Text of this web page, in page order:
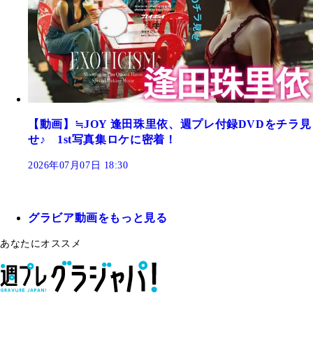
【動画】≒JOY 逢田珠里依、週プレ付録DVDをチラ見
せ♪ 1st写真集ロケに密着！
2026年07月07日 18:30
グラビア動画をもっと見る
あなたにオススメ